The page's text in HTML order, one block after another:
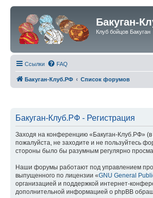
Бакуган-
Клуб бойцов Бакуган
Ссылки FAQ
Бакуган-Клуб.РФ Список форумов
Бакуган-Клуб.РФ - Регистрация
Заходя на конференцию «Бакуган-Клуб.РФ»
пожалуйста, не заходите и не пользуйтесь
стороны было бы разумным регулярно
Наши форумы работают под управлением
выпущенного по лицензии «GNU General
организацией и поддержкой интернет-
дополнительной информацией о phpBB